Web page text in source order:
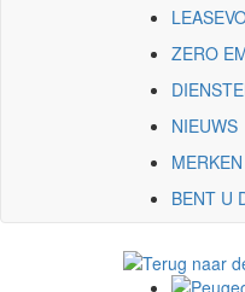
ZERO
NIEUWS
MERKEN
BENT U